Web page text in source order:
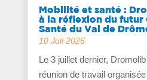
Mobilité et santé :
à la réflexion du futur
Santé du Val de
10 Juil 2026
Le 3 juillet dernier,
réunion de travail